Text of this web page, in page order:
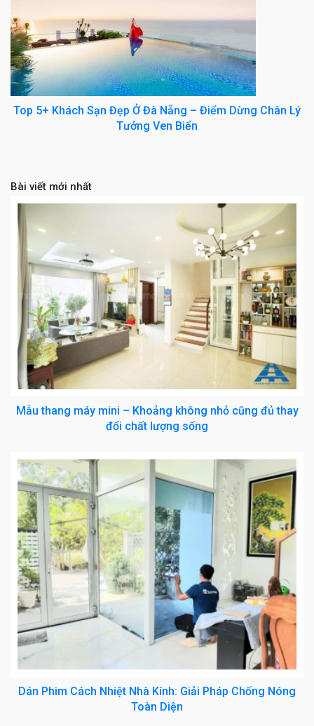
Top 5+ Khách Sạn Đẹp Ở Đà Nẵng – Điểm Dừng Chân Lý
Tưởng Ven Biển
Bài viết mới nhất
Mẫu thang máy mini – Khoảng không nhỏ cũng đủ thay
đổi chất lượng sống
Dán Phim Cách Nhiệt Nhà Kính: Giải Pháp Chống Nóng
Toàn Diện